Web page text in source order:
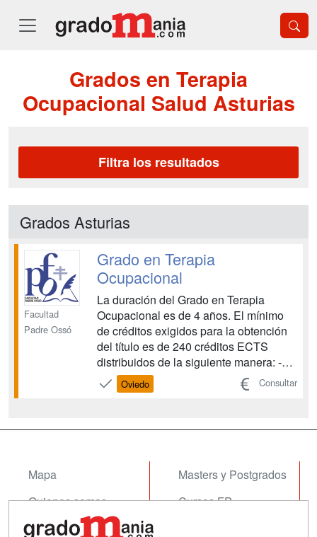
Grados en Terapia
Ocupacional Salud Asturias
Filtra los resultados
Grados Asturias
Facultad
Padre Ossó
Grado en Terapia
Ocupacional
La duración del Grado en Terapia
Ocupacional es de 4 años. El mínimo
de créditos exigidos para la obtención
del título es de 240 créditos ECTS
distribuidos de la siguiente manera: -
Formación Básica 60 ECTS -
Obligatorias 114 ECTS - Optativas 12
Oviedo Consultar
Mapa
Quienes somos
Tarifas publicidad
Masters y Postgrados
Cursos FP